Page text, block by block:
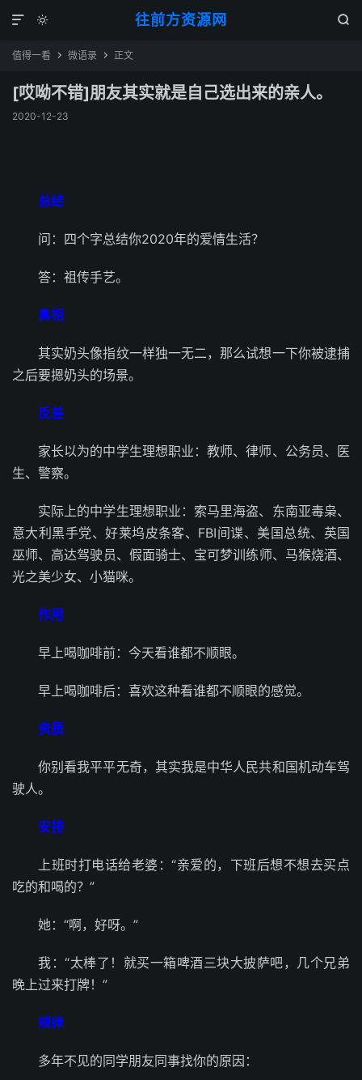
往前方资源网
 

值得一看  微语录  正文
[哎呦不错]朋友其实就是自己选出来的亲人。 ​​​​
2020-12-23
总结
问：四个字总结你2020年的爱情生活？
答：祖传手艺。
真相
其实奶头像指纹一样独一无二，那么试想一下你被逮捕
之后要摁奶头的场景。
反差
家长以为的中学生理想职业：教师、律师、公务员、医
生、警察。
实际上的中学生理想职业：索马里海盗、东南亚毒枭、
意大利黑手党、好莱坞皮条客、FBI间谍、美国总统、英国
巫师、高达驾驶员、假面骑士、宝可梦训练师、马猴烧酒、
光之美少女、小猫咪。
作用
早上喝咖啡前：今天看谁都不顺眼。
早上喝咖啡后：喜欢这种看谁都不顺眼的感觉。
资质
你别看我平平无奇，其实我是中华人民共和国机动车驾
驶人。
安排
上班时打电话给老婆：“亲爱的，下班后想不想去买点
吃的和喝的？”
她：“啊，好呀。”
我：“太棒了！就买一箱啤酒三块大披萨吧，几个兄弟
晚上过来打牌！”
规律
多年不见的同学朋友同事找你的原因：